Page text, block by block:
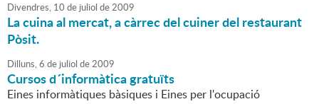
Divendres, 10 de juliol de2009
La cuina al mercat, a càrrec del cuiner del restaurant
Pòsit.
Dilluns,6 de juliol de2009
Cursos d´informàtica gratuïts
Eines informàtiques bàsiques i Eines per l'ocupació